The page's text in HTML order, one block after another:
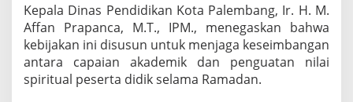
a
R
a
m
a
d
Kepala Dinas Pendidikan Kota Palembang, Ir. H. M.
Affan Prapanca, M.T., IPM., menegaskan bahwa
kebijakan ini disusun untuk menjaga keseimbangan
antara capaian akademik dan penguatan nilai
spiritual peserta didik selama Ramadan.